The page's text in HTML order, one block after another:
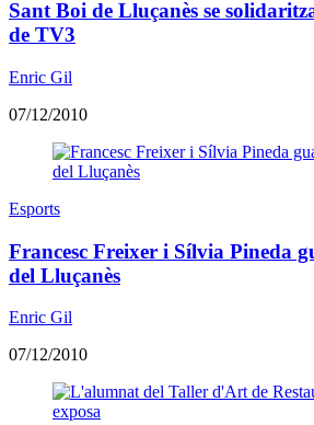
Sant Boi de Lluçanès se
de TV3
Enric Gil
07/12/2010
Esports
Francesc Freixer i Sílvia Pineda
del Lluçanès
Enric Gil
07/12/2010